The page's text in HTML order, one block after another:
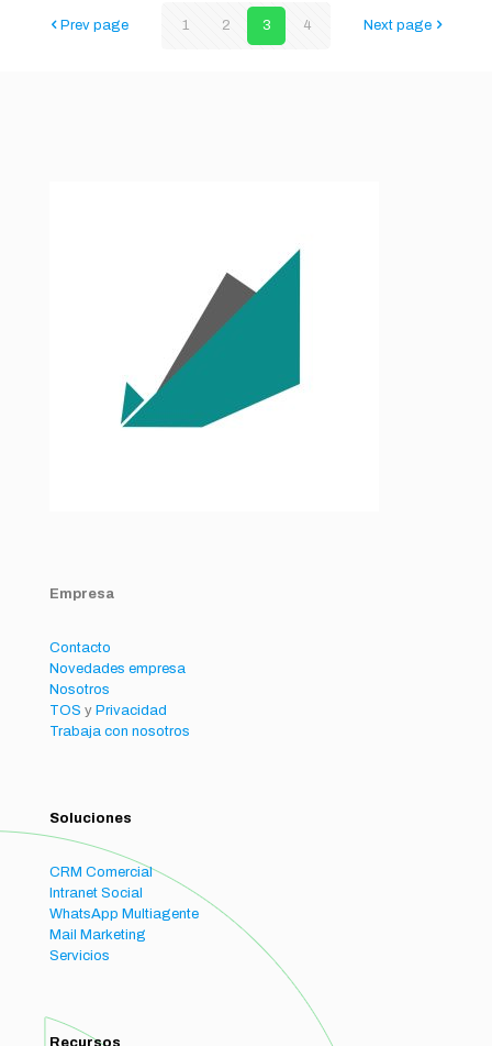
Prev page 1 2 3 4 Next page
Empresa
Contacto
Novedades empresa
Nosotros
TOS y Privacidad
Trabaja con nosotros
Soluciones
CRM Comercial
Intranet Social
WhatsApp Multiagente
Mail Marketing
Servicios